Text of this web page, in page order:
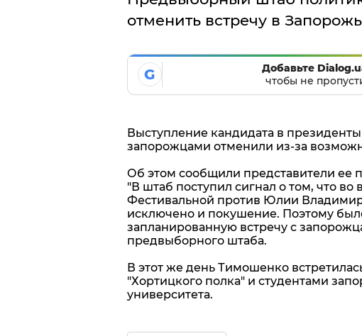
отменить встречу в
G
Добавьте
чтобы не
Выступление кандидата в
запорожцами отменили из-за
Об этом сообщили представители ее
"В штаб поступил сигнал о том, что
Фестивальной против Юлии
исключено и покушение. Поэтому
запланированную встречу с
предвыборного штаба.
В этот же день Тимошенко
"Хортицкого полка" и студентами
университета.